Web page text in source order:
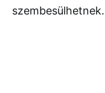
szembesülhetnek.